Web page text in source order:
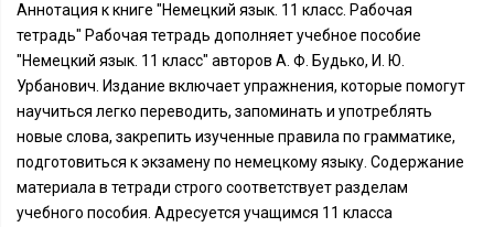
Аннотация к книге "Немецкий язык. 11 класс. Рабочая
тетрадь" Рабочая тетрадь дополняет учебное пособие
"Немецкий язык. 11 класс" авторов А. Ф. Будько, И. Ю.
Урбанович. Издание включает упражнения, которые помогут
научиться легко переводить, запоминать и употреблять
новые слова, закрепить изученные правила по грамматике,
подготовиться к экзамену по немецкому языку. Содержание
материала в тетради строго соответствует разделам
учебного пособия. Адресуется учащимся 11 класса